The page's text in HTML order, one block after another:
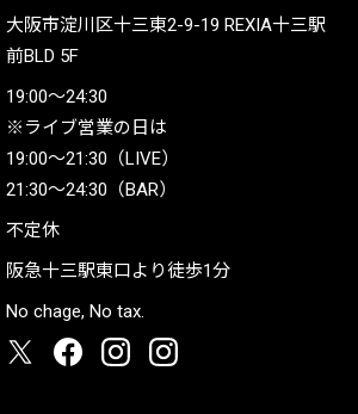
大阪市淀川区十三東2-9-19 REXIA十三駅
前BLD 5F
19:00〜24:30
※ライブ営業の日は
19:00〜21:30（LIVE）
21:30〜24:30（BAR）
不定休
阪急十三駅東口より徒歩1分
No chage, No tax.